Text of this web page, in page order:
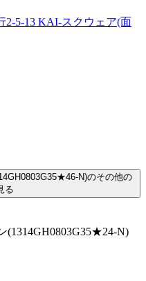
2-5-13 KAI-スクウェア(面
N)のその他の
る
(1314GH0803G35★24-N)